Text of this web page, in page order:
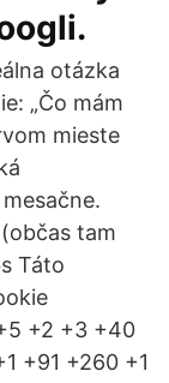
otázka
„Čo mám
mieste
tam
Táto
+2 +3 +40
+91 +260 +1